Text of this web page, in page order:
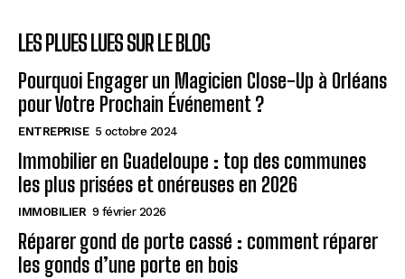
LES PLUES LUES SUR LE BLOG
Pourquoi Engager un Magicien Close-Up à Orléans
pour Votre Prochain Événement ?
ENTREPRISE 5 octobre 2024
Immobilier en Guadeloupe : top des communes
les plus prisées et onéreuses en 2026
IMMOBILIER 9 février 2026
Réparer gond de porte cassé : comment réparer
les gonds d’une porte en bois